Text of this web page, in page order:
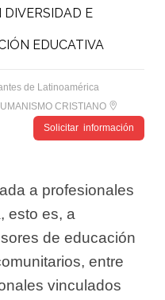
DIVERSIDAD E
EDUCATIVA
de Latinoamérica
CRISTIANO
Solicitar información
a profesionales
esto es, a
de educación
entre
vinculados